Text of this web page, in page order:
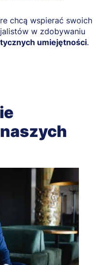
chcą wspierać swoich
w zdobywaniu
umiejętności.